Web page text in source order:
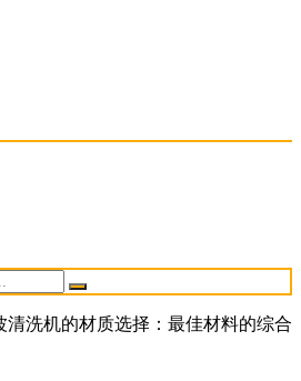
清洗机的材质选择：最佳材料的综合